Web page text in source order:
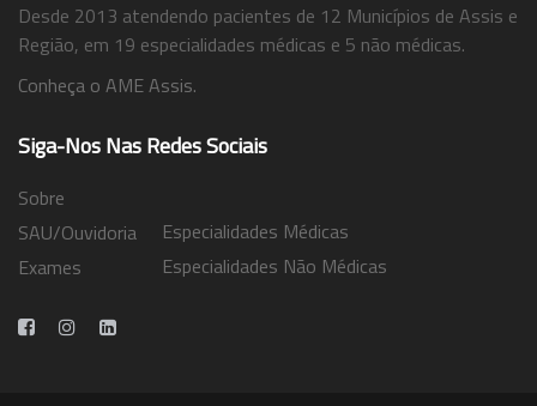
Desde 2013 atendendo pacientes de 12 Municípios de Assis e
Região, em 19 especialidades médicas e 5 não médicas.
Conheça o AME Assis.
Siga-Nos Nas Redes Sociais
Sobre
SAU/Ouvidoria
Exames
Especialidades Médicas
Especialidades Não Médicas